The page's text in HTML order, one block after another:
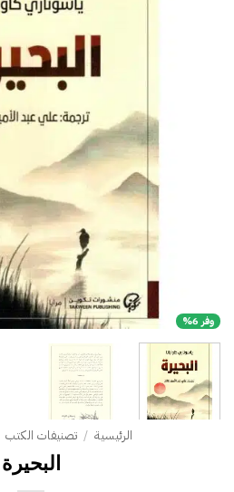
وفر 6%
الرئيسية / تصنيفات الكتب
البحيرة